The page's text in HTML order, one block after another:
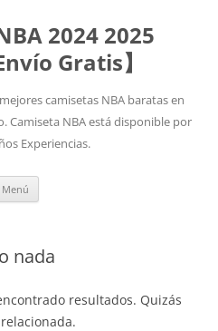
2024 2025
Gratis】
camisetas NBA baratas en
Camiseta NBA está disponible por
Experiencias.
Menú
nada
resultados. Quizás